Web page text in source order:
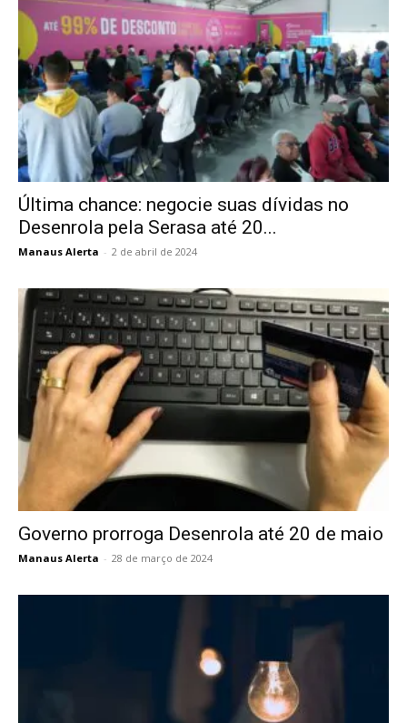
Última chance: negocie suas dívidas no
Desenrola pela Serasa até 20...
Manaus Alerta - 2 de abril de 2024
Governo prorroga Desenrola até 20 de maio
Manaus Alerta - 28 de março de 2024